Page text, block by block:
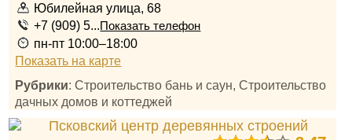
Юбилейная улица, 68
+7 (909) 5...Показать телефон
пн-пт 10:00–18:00
Показать на карте
Рубрики: Строительство бань и саун, Строительство
дачных домов и коттеджей